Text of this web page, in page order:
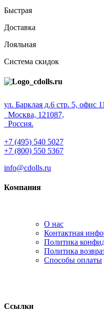
Быстрая
Доставка
Лояльная
Система скидок
ул. Барклая д.6 стр. 5, офис
Москва, 121087,
Россия.
+7 (495) 540 5027
+7 (800) 550 5367
info@cdolls.ru
Компания
О нас
Контактная
Политика
Политика
Способы оплаты
Ссылки